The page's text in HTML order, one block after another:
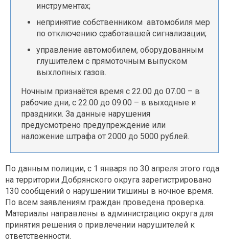
инструментах;
​​​​​​​​​​​​непринятие собственником автомобиля мер
по отключению сработавшей сигнализации;
​управление автомобилем, оборудованным
глушителем с прямоточным выпуском
выхлопных газов.
Ночным признаётся время с 22.00 до 07.00 – в
рабочие дни, с 22.00 до 09.00 – в выходные и
праздники. ​​​​​​За данные нарушения
предусмотрено предупреждение или
наложение штрафа от 2000 до 5000 рублей.
По данным полиции, с 1 января по 30 апреля этого года
на территории Добрянского округа зарегистрировано
130 сообщений о нарушении тишины в ночное время.
По всем заявлениям граждан проведена проверка.
Материалы направлены в администрацию округа для
принятия решения о привлечении нарушителей к
ответственности.